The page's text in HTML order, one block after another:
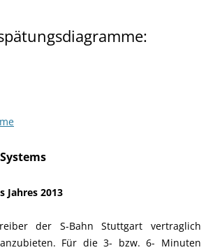
Jahres 2013
der S-Bahn Stuttgart vertraglich
Für die 3- bzw. 6- Minuten